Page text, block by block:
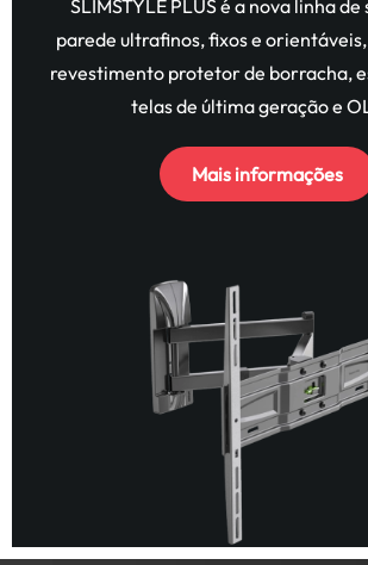
SLIMSTYLE PLUS é a nova linha
parede ultrafinos, fixos e
revestimento protetor de borracha,
telas de última geração e
Mais informações